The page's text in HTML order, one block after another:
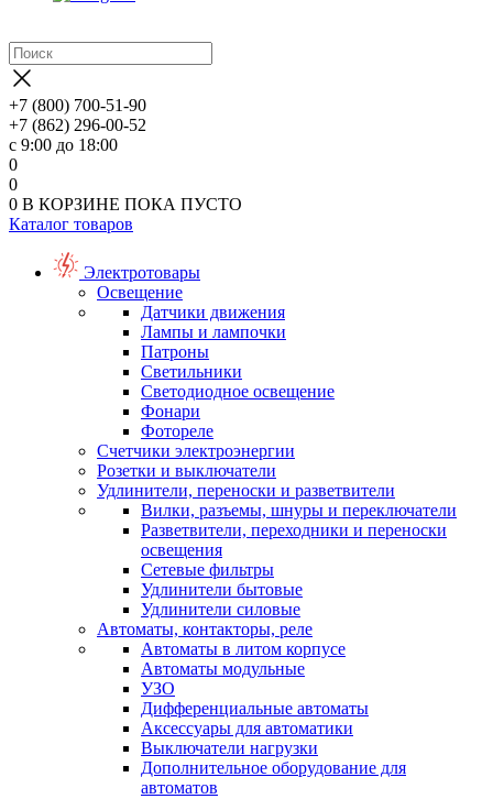
+7 (800) 700-51-90
+7 (862) 296-00-52
с 9:00 до 18:00
0
0
0 В КОРЗИНЕ ПОКА ПУСТО
Каталог товаров
Электротовары
Освещение
Датчики движения
Лампы и лампочки
Патроны
Светильники
Светодиодное освещение
Фонари
Фотореле
Счетчики электроэнергии
Розетки и выключатели
Удлинители, переноски и разветвители
Вилки, разъемы, шнуры и переключатели
Разветвители, переходники и переноски
освещения
Сетевые фильтры
Удлинители бытовые
Удлинители силовые
Автоматы, контакторы, реле
Автоматы в литом корпусе
Автоматы модульные
УЗО
Дифференциальные автоматы
Аксессуары для автоматики
Выключатели нагрузки
Дополнительное оборудование для
автоматов